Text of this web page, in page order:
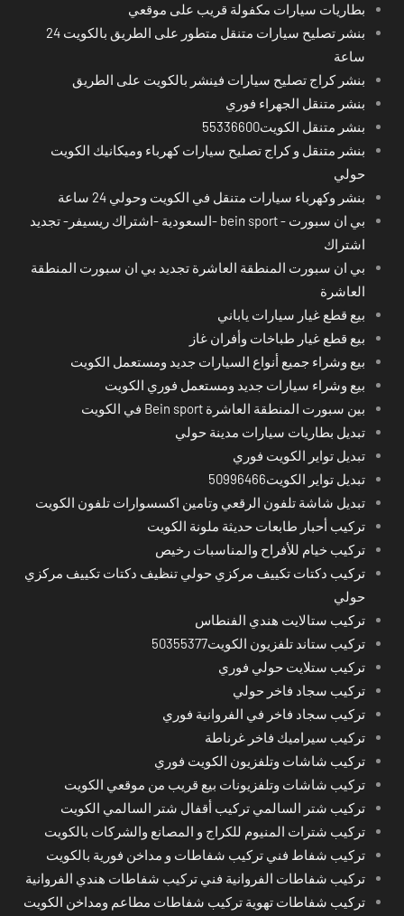
بطاريات سيارات مكفولة قريب على موقعي
بنشر تصليح سيارات متنقل متطور على الطريق بالكويت 24
ساعة
بنشر كراج تصليح سيارات فينشر بالكويت على الطريق
بنشر متنقل الجهراء فوري
بنشر متنقل الكويت55336600
بنشر متنقل و كراج تصليح سيارات كهرباء وميكانيك الكويت
حولي
بنشر وكهرباء سيارات متنقل في الكويت وحولي 24 ساعة
بي ان سبورت - bein sport -السعودية -اشتراك ريسيفر- تجديد
اشتراك
بي ان سبورت المنطقة العاشرة تجديد بي ان سبورت المنطقة
العاشرة
بيع قطع غيار سيارات ياباني
بيع قطع غيار طباخات وأفران غاز
بيع وشراء جميع أنواع السيارات جديد ومستعمل الكويت
بيع وشراء سيارات جديد ومستعمل فوري الكويت
بين سبورت المنطقة العاشرة Bein sport في الكويت
تبديل بطاريات سيارات مدينة حولي
تبديل تواير الكويت فوري
تبديل تواير الكويت50996466
تبديل شاشة تلفون الرقعي وتامين اكسسوارات تلفون الكويت
تركيب أحبار طابعات حديثة ملونة الكويت
تركيب خيام للأفراح والمناسبات رخيص
تركيب دكتات تكييف مركزي حولي تنظيف دكتات تكييف مركزي
حولي
تركيب ستالايت هندي الفنطاس
تركيب ستاند تلفزيون الكويت50355377
تركيب ستلايت حولي فوري
تركيب سجاد فاخر حولي
تركيب سجاد فاخر في الفروانية فوري
تركيب سيراميك فاخر غرناطة
تركيب شاشات وتلفزيون الكويت فوري
تركيب شاشات وتلفزيونات بيع قريب من موقعي الكويت
تركيب شتر السالمي تركيب أقفال شتر السالمي الكويت
تركيب شترات المنيوم للكراج و المصانع والشركات بالكويت
تركيب شفاط فني تركيب شفاطات و مداخن فورية بالكويت
تركيب شفاطات الفروانية فني تركيب شفاطات هندي الفروانية
تركيب شفاطات تهوية تركيب شفاطات مطاعم ومداخن الكويت